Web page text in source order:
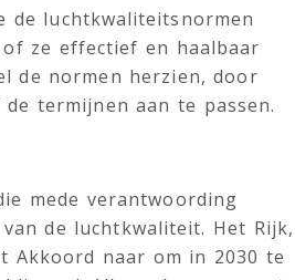
de luchtkwaliteitsnormen
ze effectief en haalbaar
de normen herzien, door
termijnen aan te passen.
mede verantwoording
de luchtkwaliteit. Het Rijk,
Akkoord naar om in 2030 te